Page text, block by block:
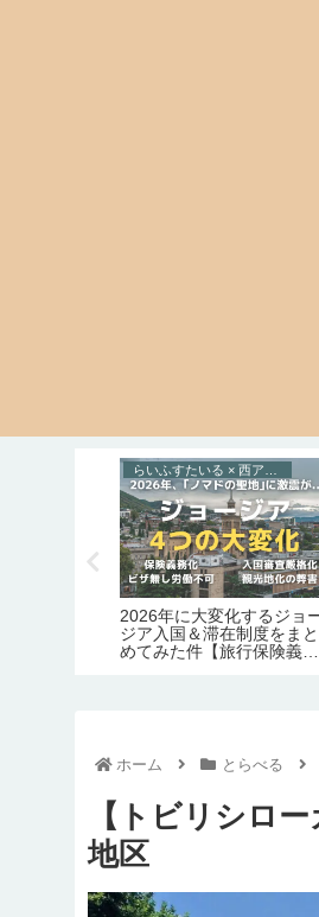
らいふすたいる × 西アジア
2026年に大変化するジョー
ジア入国＆滞在制度をまと
めてみた件【旅行保険義務
た
とに
るポ
番15
ホーム とらべる
【トビリシロ
地区